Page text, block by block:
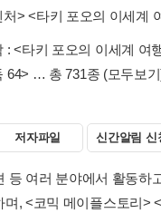
처> <타키 포오의 이세계
:<타키 포오의 이세계 여
64> … 총 731종 (모두보
저자파일 신간알림 신
등 여러 분야에서 활동
, <코믹 메이플스토리